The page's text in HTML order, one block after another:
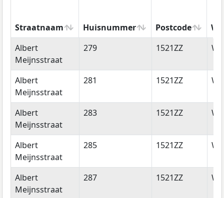
Straatnaam Huisnummer Postcode
Straatnaam
Huisnummer Postcode
Albert
Meijnsstraat
279 1521ZZ
Albert
Meijnsstraat
281 1521ZZ
Albert
Meijnsstraat
283 1521ZZ
Albert
Meijnsstraat
285 1521ZZ
Albert
Meijnsstraat
287 1521ZZ